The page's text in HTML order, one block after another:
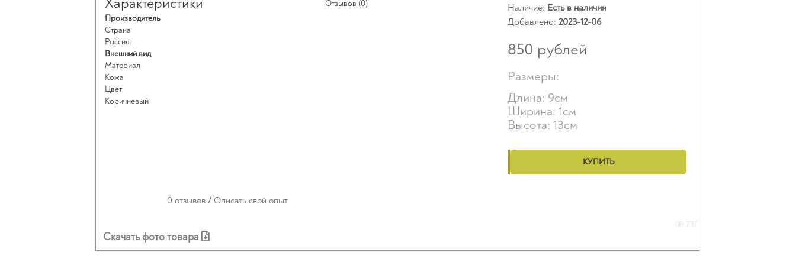
Отзывов (0)
Производитель
Страна
Россия
Внешний вид
Материал
Кожа
Цвет
Коричневый
Наличие: Есть в наличии
Добавлено: 2023-12-06
850 рублей
Размеры:
Длина: 9см
Ширина: 1см
Высота: 13см
КУПИТЬ
0 отзывов / Описать свой опыт
Скачать фото товара